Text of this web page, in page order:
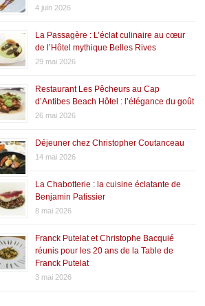
4 juin 2026
La Passagère : L’éclat culinaire au cœur
de l’Hôtel mythique Belles Rives
29 mai 2026
Restaurant Les Pêcheurs au Cap
d’Antibes Beach Hôtel : l’élégance du goût
26 mai 2026
Déjeuner chez Christopher Coutanceau
14 mai 2026
La Chabotterie : la cuisine éclatante de
Benjamin Patissier
8 mai 2026
Franck Putelat et Christophe Bacquié
réunis pour les 20 ans de la Table de
Franck Putelat
3 mai 2026